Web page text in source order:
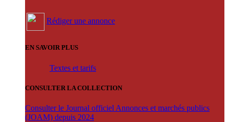
Rédiger une annonce
EN SAVOIR PLUS
Textes et tarifs
CONSULTER LA COLLECTION
Consulter le Journal officiel Annonces et marchés publics
(JOAM) depuis 2024